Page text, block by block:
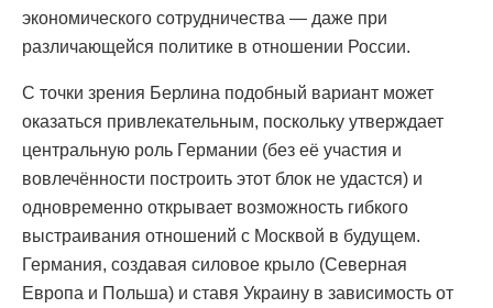
экономического сотрудничества — даже при
различающейся политике в отношении России.
С точки зрения Берлина подобный вариант может
оказаться привлекательным, поскольку утверждает
центральную роль Германии (без её участия и
вовлечённости построить этот блок не удастся) и
одновременно открывает возможность гибкого
выстраивания отношений с Москвой в будущем.
Германия, создавая силовое крыло (Северная
Европа и Польша) и ставя Украину в зависимость от